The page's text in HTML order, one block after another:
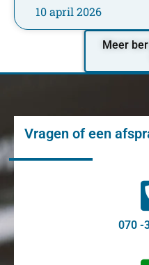
10 april 2026
Meer
Vragen of een
070 -